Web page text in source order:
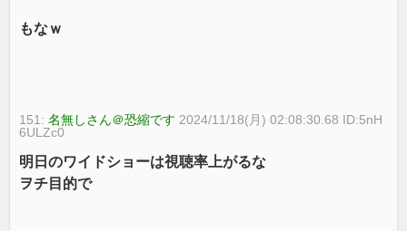
もなｗ
151:名無しさん＠恐縮です 2024/11/18(月) 02:08:30.68 ID:5nH
6ULZc0
明日のワイドショーは視聴率上がるな
ヲチ目的で